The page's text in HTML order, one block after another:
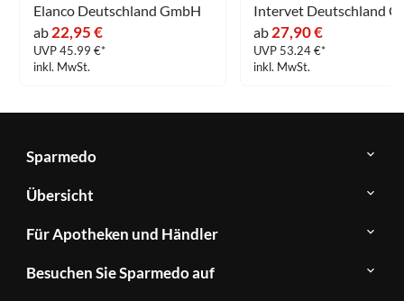
Elanco Deutschland GmbH
ab 22,95 €
UVP 45.99 €*
inkl. MwSt.
Intervet Deutschland
ab 27,90 €
UVP 53.24 €*
inkl. MwSt.
Sparmedo
Über
Sparmedo
FAQ
Kontakt
Übersicht
Herstellerverzeichnis
Produkte
A-
Für Apotheken und Händler
&
Besuchen Sie Sparmedo auf